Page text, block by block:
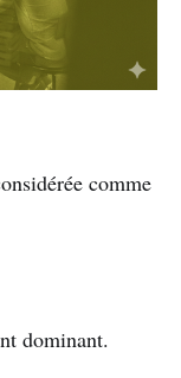
comme
dominant.